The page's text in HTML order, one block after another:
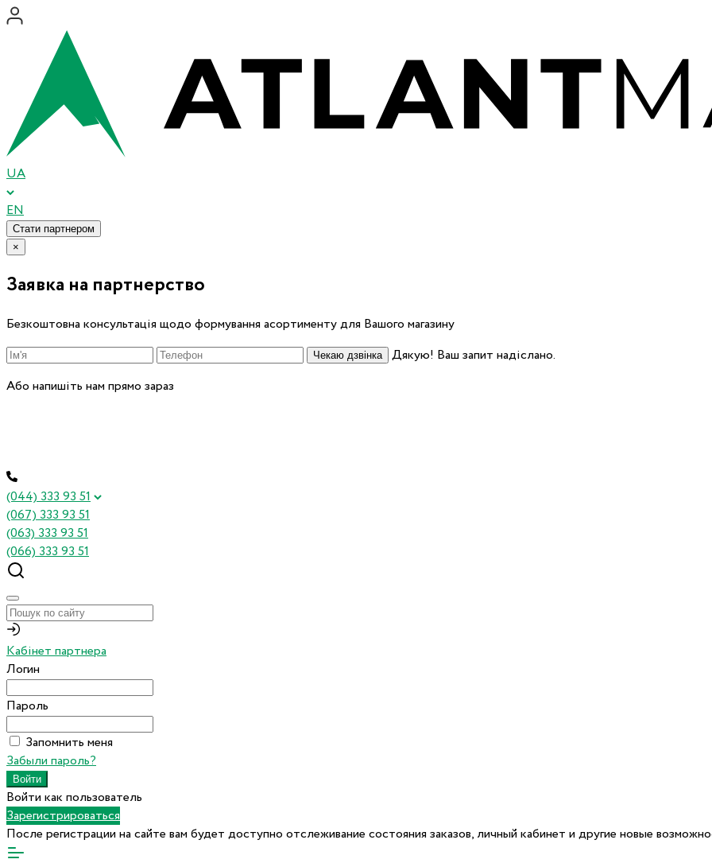
UA
EN
Стати партнером
×
Заявка на партнерство
Безкоштовна консультація щодо формування асортименту для Вашого магазину
Чекаю дзвінка
Дякую! Ваш запит надіслано.
Або напишіть нам прямо зараз
(044) 333 93 51
(067) 333 93 51
(063) 333 93 51
(066) 333 93 51
Кабінет партнера
Логин
Пароль
Запомнить меня
Забыли пароль?
Войти как пользователь
Зарегистрироваться
После регистрации на сайте вам будет доступно отслеживание состояния заказов, личный кабинет и другие новые